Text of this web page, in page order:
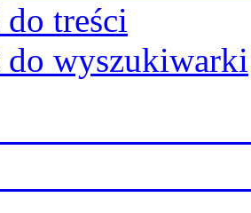
treści
do wyszukiwarki